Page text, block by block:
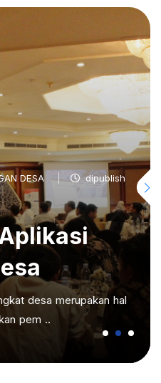
DESA
dipublish
desa merupakan hal
pem ..